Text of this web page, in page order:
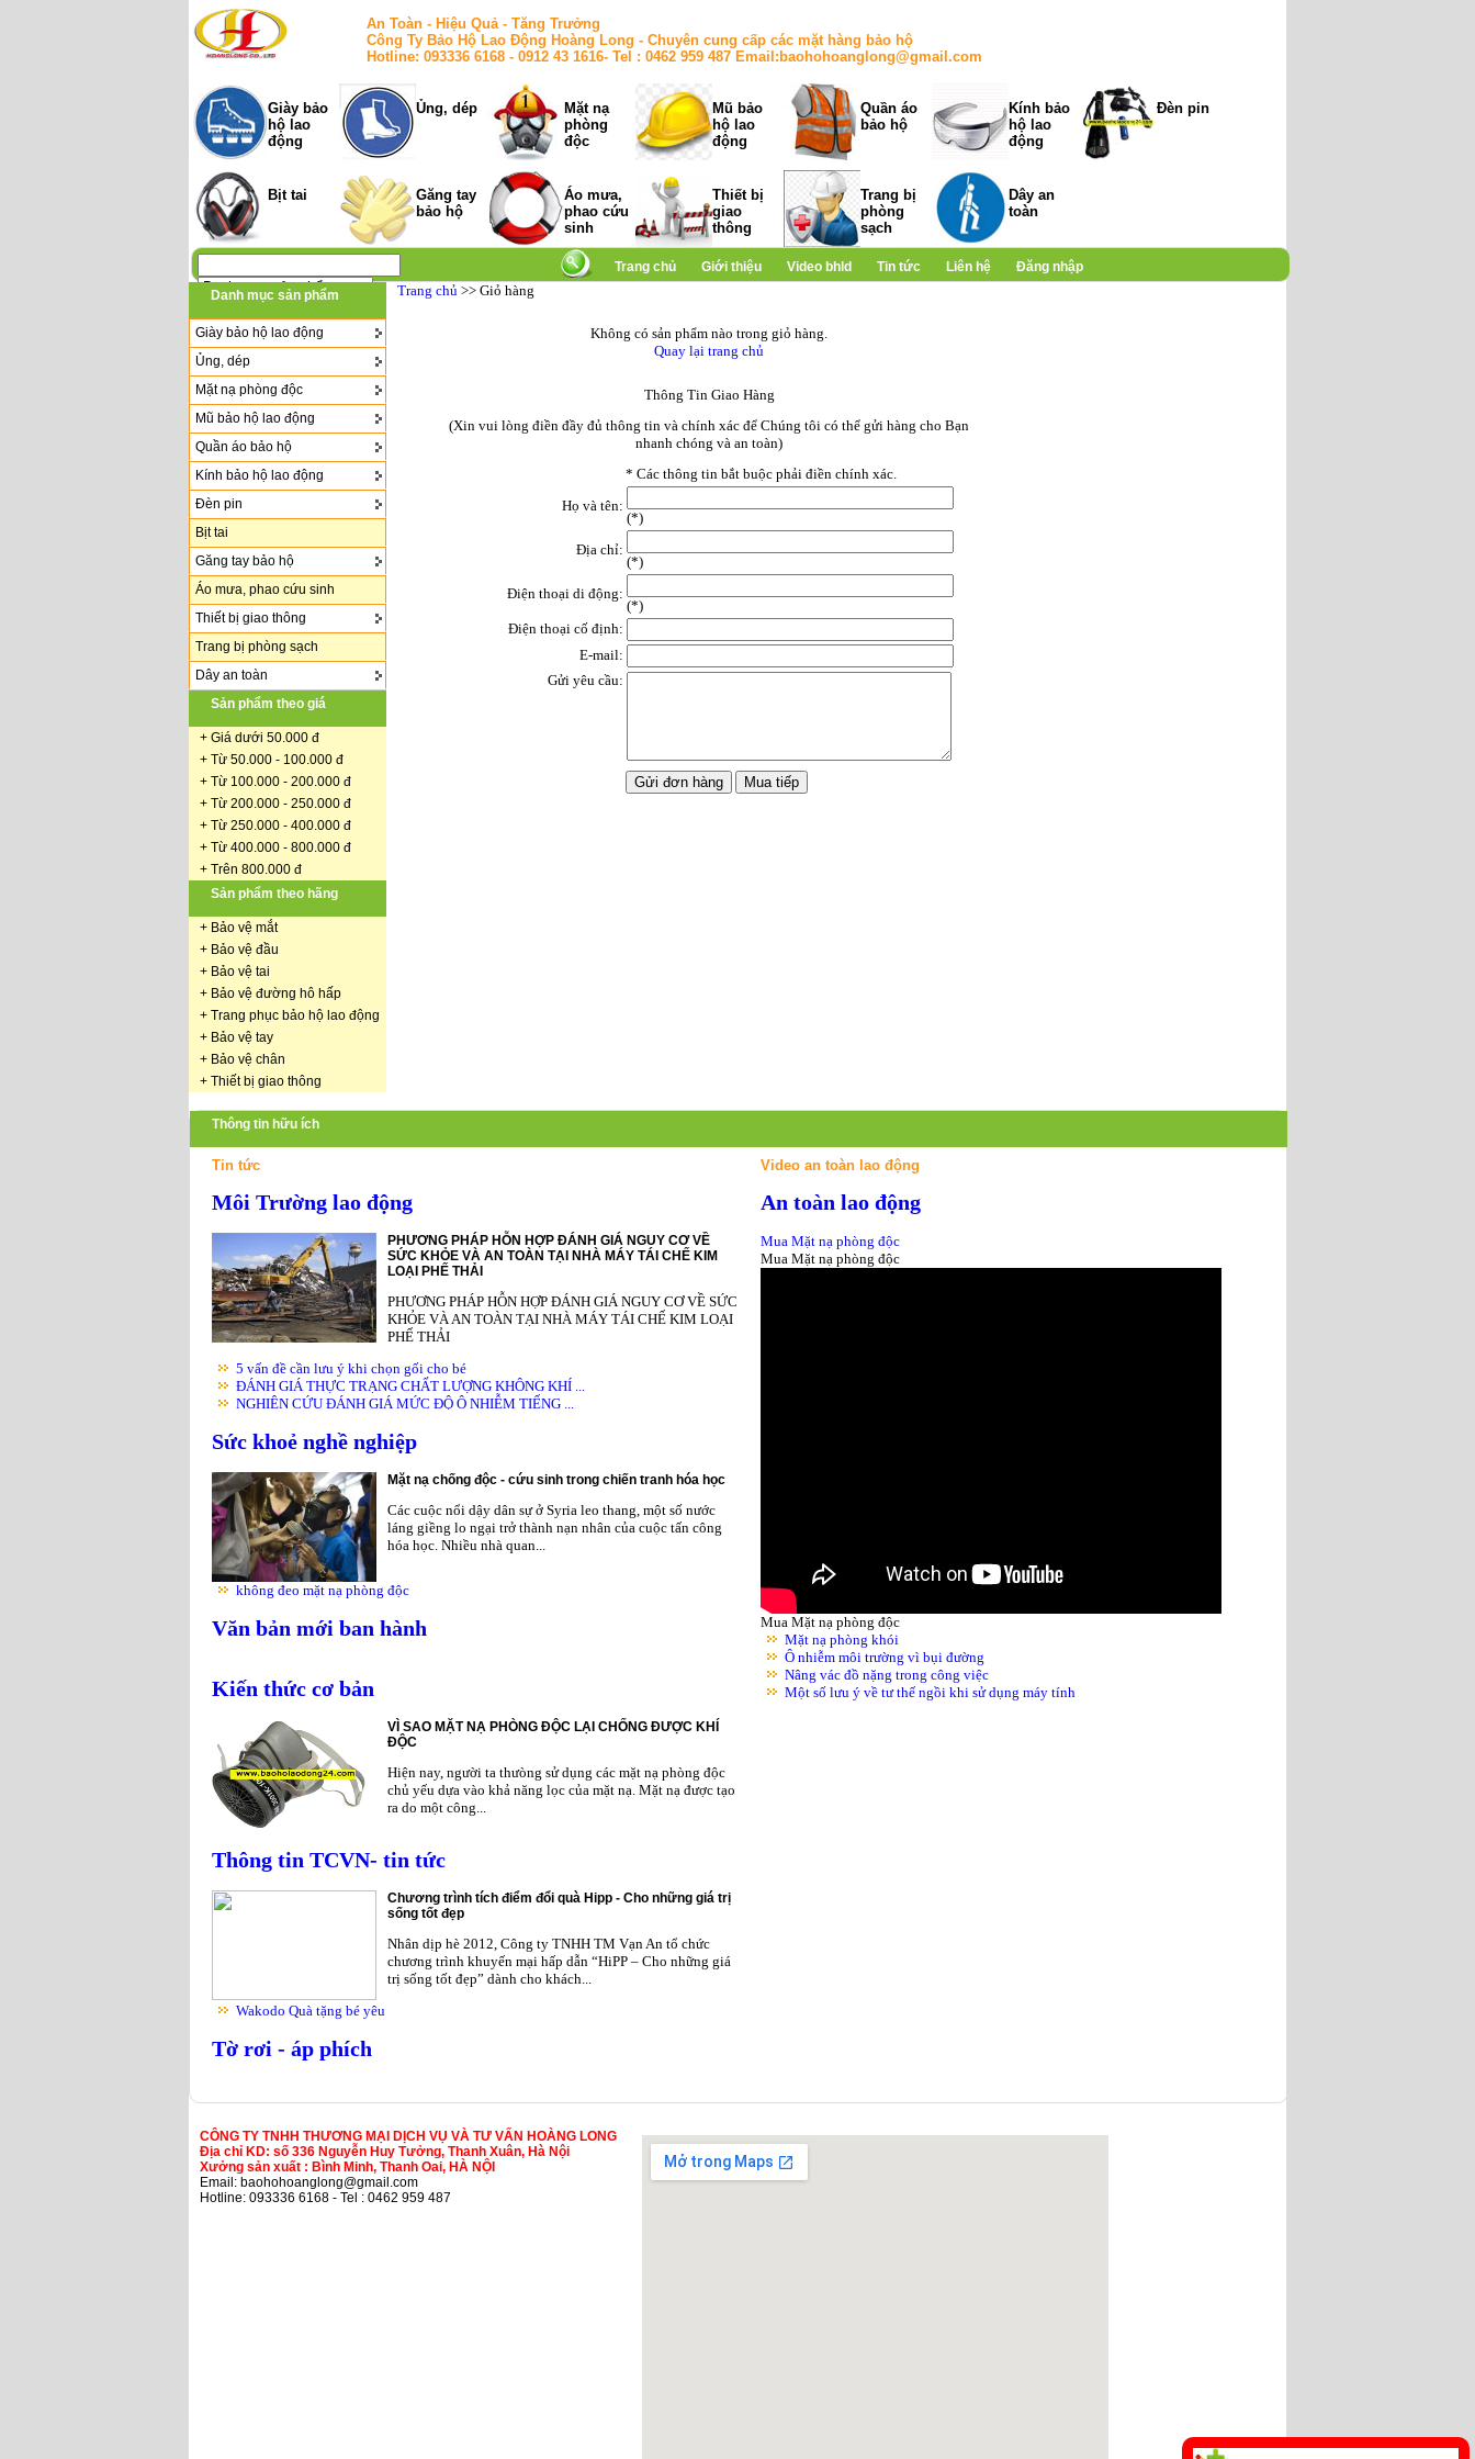
An Toàn - Hiệu Quả - Tăng Trưởng
Công Ty Bảo Hộ Lao Động Hoàng Long - Chuyên cung cấp các mặt hàng bảo hộ
Hotline: 093336 6168 - 0912 43 1616- Tel : 0462 959 487 Email:baohohoanglong@gmail.com
Giày bảo
hộ lao
động
Ủng, dép
Mặt nạ
phòng
độc
Mũ bảo
hộ lao
động
Quần áo
bảo hộ
Kính bảo
hộ lao
động
Đèn pin
Bịt tai
Găng tay
bảo hộ
Áo mưa,
phao cứu
sinh
Thiết bị
giao
thông
Trang bị
phòng
sạch
Dây an
toàn
Trang chủ Giới thiệu Video bhld Tin tức Liên hệ
Đăng nhập
Danh mục sản phẩm
Giày bảo hộ lao động
Ủng, dép
Mặt nạ phòng độc
Mũ bảo hộ lao động
Quần áo bảo hộ
Kính bảo hộ lao động
Đèn pin
Bịt tai
Găng tay bảo hộ
Áo mưa, phao cứu sinh
Thiết bị giao thông
Trang bị phòng sạch
Dây an toàn
Sản phẩm theo giá
+ Giá dưới 50.000 đ
+ Từ 50.000 - 100.000 đ
+ Từ 100.000 - 200.000 đ
+ Từ 200.000 - 250.000 đ
+ Từ 250.000 - 400.000 đ
+ Từ 400.000 - 800.000 đ
+ Trên 800.000 đ
Sản phẩm theo hãng
+ Bảo vệ mắt
+ Bảo vệ đầu
+ Bảo vệ tai
+ Bảo vệ đường hô hấp
+ Trang phục bảo hộ lao động
+ Bảo vệ tay
+ Bảo vệ chân
+ Thiết bị giao thông
Trang chủ >> Giỏ hàng
Không có sản phẩm nào trong giỏ hàng.
Quay lại trang chủ
Thông Tin Giao Hàng
(Xin vui lòng điền đầy đủ thông tin và chính xác để Chúng tôi có thể gửi hàng cho Bạn
nhanh chóng và an toàn)
* Các thông tin bắt buộc phải điền chính xác.
Họ và tên:
(*)
Địa chỉ:
(*)
Điện thoại di động:
(*)
Điện thoại cố định:
E-mail:
Gửi yêu cầu:
Thông tin hữu ích
Tin tức
Môi Trường lao động
PHƯƠNG PHÁP HỖN HỢP ĐÁNH GIÁ NGUY CƠ VỀ
SỨC KHỎE VÀ AN TOÀN TẠI NHÀ MÁY TÁI CHẾ KIM
LOẠI PHẾ THẢI
PHƯƠNG PHÁP HỖN HỢP ĐÁNH GIÁ NGUY CƠ VỀ SỨC
KHỎE VÀ AN TOÀN TẠI NHÀ MÁY TÁI CHẾ KIM LOẠI
PHẾ THẢI
5 vấn đề cần lưu ý khi chọn gối cho bé
ĐÁNH GIÁ THỰC TRẠNG CHẤT LƯỢNG KHÔNG KHÍ ...
NGHIÊN CỨU ĐÁNH GIÁ MỨC ĐỘ Ô NHIỄM TIẾNG ...
Sức khoẻ nghề nghiệp
Mặt nạ chống độc - cứu sinh trong chiến tranh hóa học
Các cuộc nổi dậy dân sự ở Syria leo thang, một số nước
láng giềng lo ngại trở thành nạn nhân của cuộc tấn công
hóa học. Nhiều nhà quan...
không đeo mặt nạ phòng độc
Văn bản mới ban hành
Kiến thức cơ bản
VÌ SAO MẶT NẠ PHÒNG ĐỘC LẠI CHỐNG ĐƯỢC KHÍ
ĐỘC
Hiện nay, người ta thưòng sử dụng các mặt nạ phòng độc
chủ yếu dựa vào khả năng lọc của mặt nạ. Mặt nạ được tạo
ra do một công...
Thông tin TCVN- tin tức
Chương trình tích điểm đổi quà Hipp - Cho những giá trị
sống tốt đẹp
Nhân dịp hè 2012, Công ty TNHH TM Vạn An tổ chức
chương trình khuyến mại hấp dẫn “HiPP – Cho những giá
trị sống tốt đẹp” dành cho khách...
Wakodo Quà tặng bé yêu
Tờ rơi - áp phích
Video an toàn lao động
An toàn lao động
Mua Mặt nạ phòng độc
Mua Mặt nạ phòng độc
Mua Mặt nạ phòng độc
Mặt nạ phòng khói
Ô nhiễm môi trường vì bụi đường
Nâng vác đồ nặng trong công việc
Một số lưu ý về tư thế ngồi khi sử dụng máy tính
CÔNG TY TNHH THƯƠNG MẠI DỊCH VỤ VÀ TƯ VẤN HOÀNG LONG
Địa chỉ KD: số 336 Nguyễn Huy Tưởng, Thanh Xuân, Hà Nội
Xưởng sản xuất : Bình Minh, Thanh Oai, HÀ NỘI
Email: baohohoanglong@gmail.com
Hotline: 093336 6168 - Tel : 0462 959 487